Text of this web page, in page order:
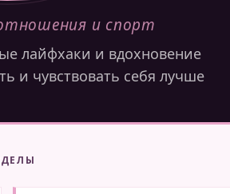
и спорт
лайфхаки и вдохновение
и чувствовать себя лучше